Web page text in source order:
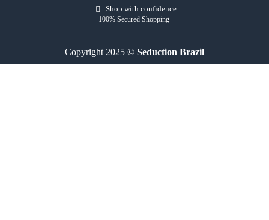
Shop with confidence
100% Secured Shopping
Copyright 2025 © Seduction Brazil